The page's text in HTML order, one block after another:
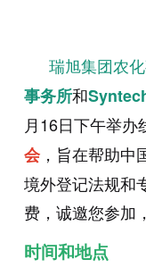
瑞旭集团农
事务所和
月16日下午举办
会，旨在帮助中
境外登记法规和
费，诚邀您参加
时间和地点